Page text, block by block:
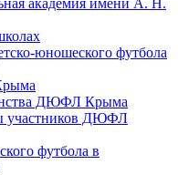
академия имени А. Н.
юношеского футбола
ДЮФЛ Крыма
участников ДЮФЛ
футбола в